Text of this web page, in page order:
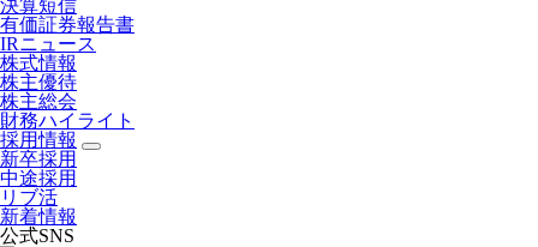
決算短信
有価証券報告書
IRニュース
株式情報
株主優待
株主総会
財務ハイライト
採用情報
新卒採用
中途採用
リブ活
新着情報
公式SNS